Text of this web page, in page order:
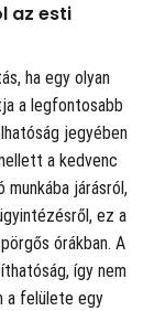
az esti
ha egy olyan
a legfontosabb
jegyében
a kedvenc
járásról,
ez a
órákban. A
így nem
a felülete egy